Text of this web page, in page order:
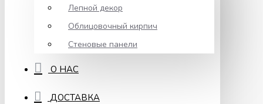
Лепной декор
Облицовочный кирпич
Стеновые панели
О НАС
ДОСТАВКА